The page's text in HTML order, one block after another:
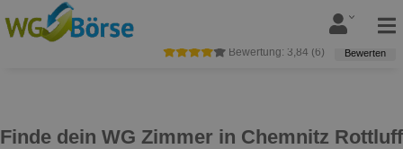
Finde dein WG Zimmer in Chemnitz Rottluff
Bewertung: 3,84 (6) Bewerten